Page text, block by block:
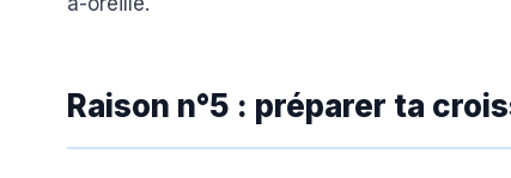
Raison n°5 : préparer ta